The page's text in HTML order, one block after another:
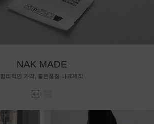
NAK MADE
합리적인 가격, 좋은품질 나크제작